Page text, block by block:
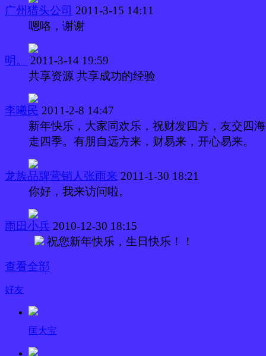
广州猎头公司 2011-3-15 14:11
嗯咯，谢谢
明。
2011-3-14 19:59
共享资源 共享成功的经验
李曦民 2011-2-8 14:47
新年快乐，大家同欢乐，祝财发四方，友交四
走四季。有朋自远方来，财易来，开心易来。
龙族品牌营销人张雨来 2011-1-30 18:21
你好，我来访问啦。
雨田小兵 2010-12-30 18:15
祝您新年快乐，生日快乐！！
查看全部
好友
匡大宝